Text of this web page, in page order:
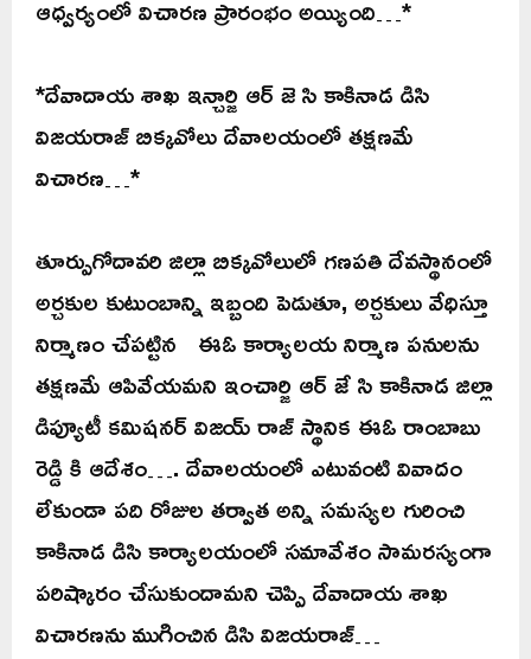
ఆధ్వర్యంలో విచారణ ప్రారంభం అయ్యింది…*
*దేవాదాయ శాఖ ఇన్చార్జి ఆర్ జె సి కాకినాడ డిసి
విజయరాజ్ బిక్కవోలు దేవాలయంలో తక్షణమే
విచారణ…*
తూర్పుగోదావరి జిల్లా బిక్కవోలులో గణపతి దేవస్థానంలో
అర్చకుల కుటుంబాన్ని ఇబ్బంది పెడుతూ, అర్చకులు వేధిస్తూ
నిర్మాణం చేపట్టిన ఈఓ కార్యాలయ నిర్మాణ పనులను
తక్షణమే ఆపివేయమని ఇంచార్జి ఆర్ జే సి కాకినాడ జిల్లా
డిప్యూటీ కమిషనర్ విజయ్ రాజ్ స్థానిక ఈఓ రాంబాబు
రెడ్డి కి ఆదేశం…. దేవాలయంలో ఎటువంటి వివాదం
లేకుండా పది రోజుల తర్వాత అన్ని సమస్యల గురించి
కాకినాడ డిసి కార్యాలయంలో సమావేశం సామరస్యంగా
పరిష్కారం చేసుకుందామని చెప్పి దేవాదాయ శాఖ
విచారణను ముగించిన డిసి విజయరాజ్…